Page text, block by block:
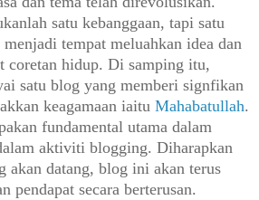
satu kebanggaan, tapi satu
tempat meluahkan idea dan
coretan hidup. Di samping itu,
satu blog yang memberi signfikan
keagamaan iaitu Mahabatullah.
fundamental utama dalam
aktiviti blogging. Diharapkan
akan datang, blog ini akan terus
pendapat secara berterusan.